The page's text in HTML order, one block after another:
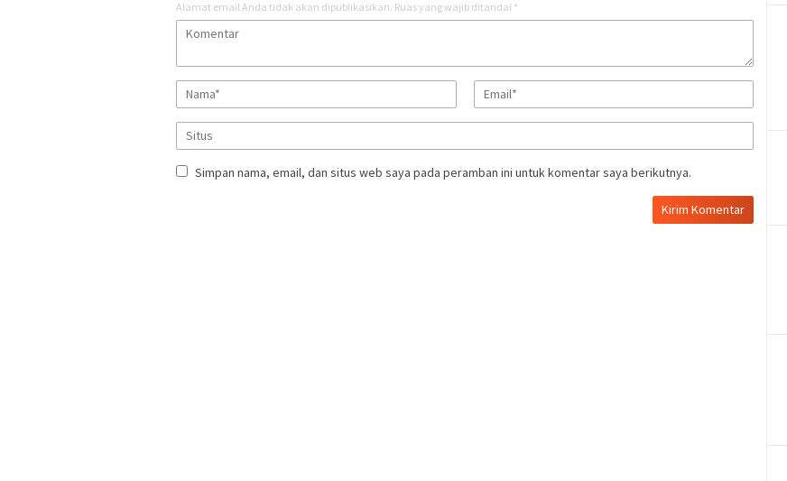
Alamat email Anda tidak akan dipublikasikan. Ruas yang wajib ditandai *
Simpan nama, email, dan situs web saya pada peramban ini untuk komentar saya berikutnya.